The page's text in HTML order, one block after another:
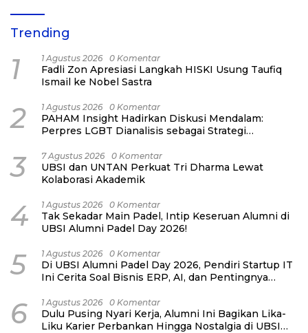
Trending
1 1 Agustus 2026 0 Komentar
Fadli Zon Apresiasi Langkah HISKI Usung Taufiq
Ismail ke Nobel Sastra
2 1 Agustus 2026 0 Komentar
PAHAM Insight Hadirkan Diskusi Mendalam:
Perpres LGBT Dianalisis sebagai Strategi
3 7 Agustus 2026 0 Komentar
UBSI dan UNTAN Perkuat Tri Dharma Lewat
Kolaborasi Akademik
4 1 Agustus 2026 0 Komentar
Tak Sekadar Main Padel, Intip Keseruan Alumni di
UBSI Alumni Padel Day 2026!
5 1 Agustus 2026 0 Komentar
Di UBSI Alumni Padel Day 2026, Pendiri Startup IT
Ini Cerita Soal Bisnis ERP, AI, dan Pentingnya
6 1 Agustus 2026 0 Komentar
Dulu Pusing Nyari Kerja, Alumni Ini Bagikan Lika-
Liku Karier Perbankan Hingga Nostalgia di UBSI